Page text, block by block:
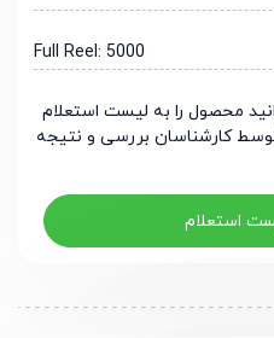
Full Reel: 5000
محصول را به لیست استعلام
کارشناسان بررسی و نتیجه
استعلام